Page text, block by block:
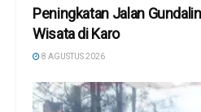
Peningkatan Jalan
Wisata di Karo
8 AGUSTUS 2026